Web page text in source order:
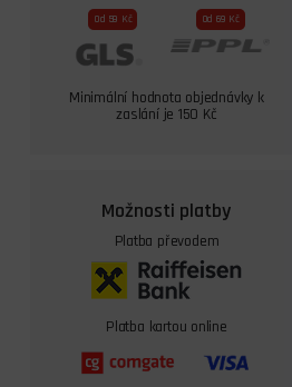
Od 59 Kč Od 69 Kč
Minimální hodnota objednávky k
zaslání je 150 Kč
Možnosti platby
Platba převodem
Platba kartou online